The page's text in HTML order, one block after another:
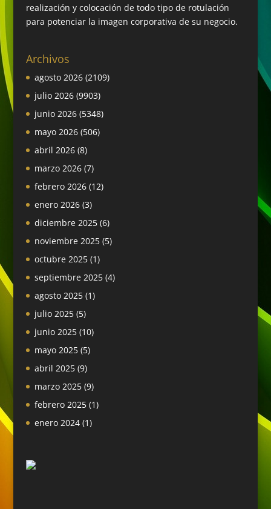
realización y colocación de todo tipo de rotulación
para potenciar la imagen corporativa de su negocio.
Archivos
agosto 2026(2109)
julio 2026(9903)
junio 2026(5348)
mayo 2026(506)
abril 2026(8)
marzo 2026(7)
febrero 2026(12)
enero 2026(3)
diciembre 2025(6)
noviembre 2025(5)
octubre 2025(1)
septiembre 2025(4)
agosto 2025(1)
julio 2025(5)
junio 2025(10)
mayo 2025(5)
abril 2025(9)
marzo 2025(9)
febrero 2025(1)
enero 2024(1)